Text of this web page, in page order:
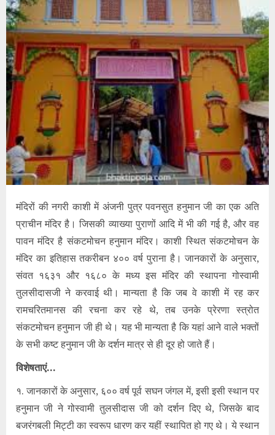
मंदिरों की नगरी काशी में अंजनी पुत्र पवनसुत हनुमान जी का एक अति
प्राचीन मंदिर है। जिसकी व्याख्या पुराणों आदि में भी की गई है, और वह
पावन मंदिर है संकटमोचन हनुमान मंदिर। काशी स्थित संकटमोचन के
मंदिर का इतिहास तकरीबन ४०० वर्ष पुराना है। जानकारों के अनुसार,
संवत १६३१ और १६८० के मध्य इस मंदिर की स्थापना गोस्वामी
तुलसीदासजी ने करवाई थी। मान्यता है कि जब वे काशी में रह कर
रामचरितमानस की रचना कर रहे थे, तब उनके प्रेरणा स्त्रोत
संकटमोचन हनुमान जी ही थे। यह भी मान्यता है कि यहां आने वाले भक्तों
के सभी कष्‍ट हनुमान जी के दर्शन मात्र से ही दूर हो जाते हैं।
विशेषताएं…
१. जानकारों के अनुसार, ६०० वर्ष पूर्व सघन जंगल में, इसी इसी स्थान पर
हनुमान जी ने गोस्वामी तुलसीदास जी को दर्शन दिए थे, जिसके बाद
बजरंगबली मिट्टी का स्वरूप धारण कर यहीं स्थापित हो गए थे। ये स्थान